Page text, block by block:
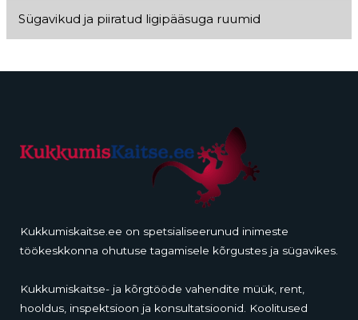
Sügavikud ja piiratud ligipääsuga ruumid
Kukkumiskaitse.ee on spetsialiseerunud inimeste
töökeskkonna ohutuse tagamisele kõrgustes ja sügavikes.
Kukkumiskaitse- ja kõrgtööde vahendite müük, rent,
hooldus, inspektsioon ja konsultatsioonid. Koolitused